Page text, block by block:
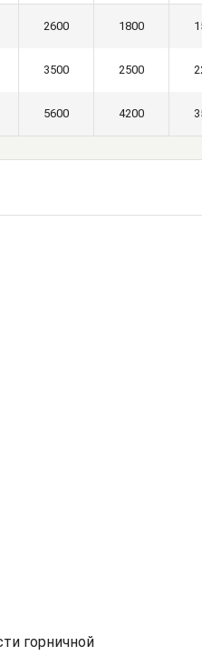
2600 1800
3500 2500
5600 4200
горничной